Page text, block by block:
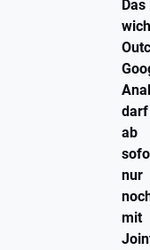
Das
darf
ab
nur
mit